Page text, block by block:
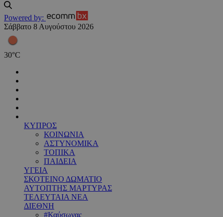
Powered by:
Σάββατο 8 Αυγούστου 2026
30°C
ΚΥΠΡΟΣ
ΚΟΙΝΩΝΙΑ
ΑΣΤΥΝΟΜΙΚΑ
ΤΟΠΙΚΑ
ΠΑΙΔΕΙΑ
ΥΓΕΙΑ
ΣΚΟΤΕΙΝΟ ΔΩΜΑΤΙΟ
ΑΥΤΟΠΤΗΣ ΜΑΡΤΥΡΑΣ
ΤΕΛΕΥΤΑΙΑ ΝΕΑ
ΔΙΕΘΝΗ
#Καύσωνας